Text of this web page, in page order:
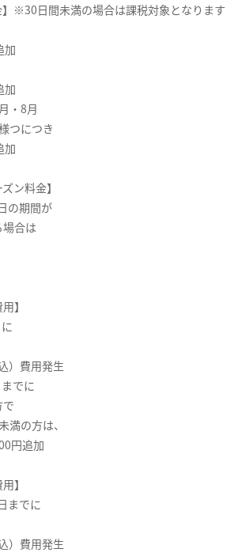
】※30日間未満の場合は課税対象となります
加
加
・8月
つにつき
加
ン料金】
の期間が
合は
】
）費用発生
でに
で
満の方は、
円追加
】
までに
）費用発生